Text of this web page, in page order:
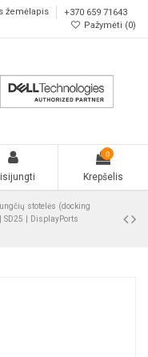
žemėlapis
+370 659 71643
Pažymėti (0)
0
Krepšelis
stotelės (docking
SD25 | DisplayPorts